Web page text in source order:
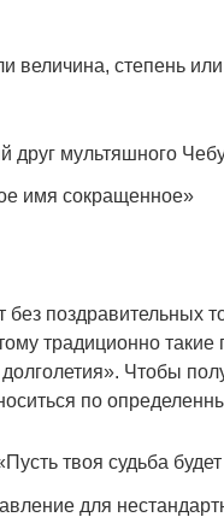
величина, степень
друг мультяшного
имя сокращенное»
поздравительных
традиционно
Чтобы
по
твоя судьба
для